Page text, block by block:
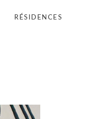
RÉSIDENCES